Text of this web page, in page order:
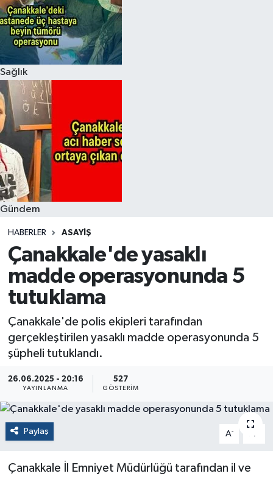
Sağlık
Gündem
HABERLER ASAYIŞ
Çanakkale'de yasaklı
madde operasyonunda 5
tutuklama
Çanakkale'de polis ekipleri tarafından
gerçekleştirilen yasaklı madde operasyonunda 5
şüpheli tutuklandı.
26.06.2025 - 20:16
YAYINLANMA
527
GÖSTERIM
Paylaş A- A
Çanakkale İl Emniyet Müdürlüğü tarafından il ve